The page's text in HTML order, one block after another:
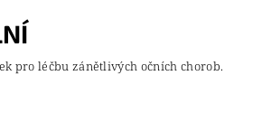
pro léčbu zánětlivých očních chorob.